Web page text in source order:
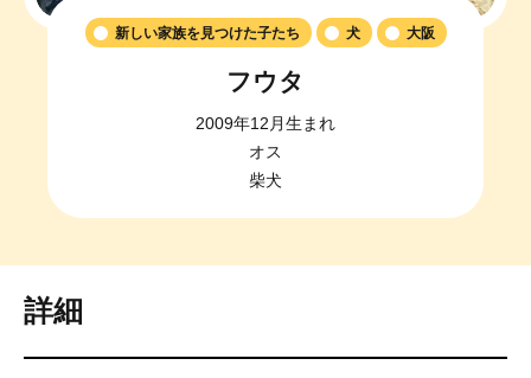
新しい家族を見つけた子たち 犬 大阪
フウタ
2009年12月生まれ
オス
柴犬
詳細